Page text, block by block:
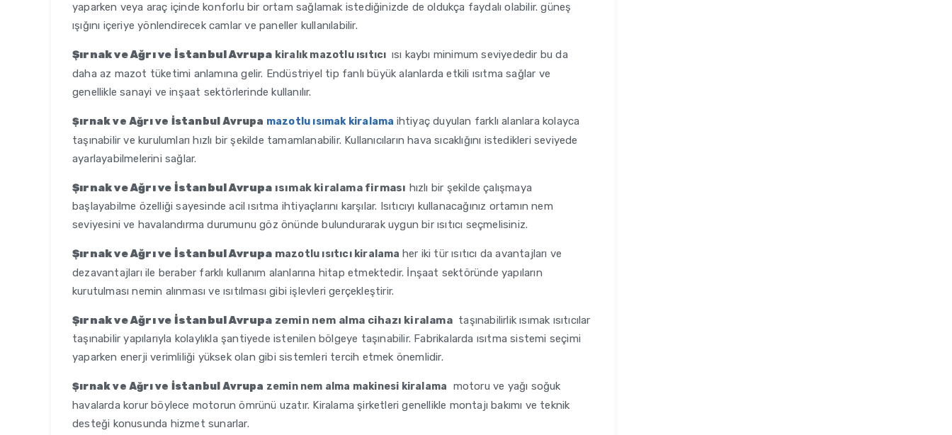
yaparken veya araç içinde konforlu bir ortam sağlamak istediğinizde de oldukça faydalı olabilir. güneş
ışığını içeriye yönlendirecek camlar ve paneller kullanılabilir.
Şırnak ve Ağrı ve İstanbul Avrupa kiralık mazotlu ısıtıcı ısı kaybı minimum seviyededir bu da
daha az mazot tüketimi anlamına gelir. Endüstriyel tip fanlı büyük alanlarda etkili ısıtma sağlar ve
genellikle sanayi ve inşaat sektörlerinde kullanılır.
Şırnak ve Ağrı ve İstanbul Avrupa mazotlu ısımak kiralama ihtiyaç duyulan farklı alanlara kolayca
taşınabilir ve kurulumları hızlı bir şekilde tamamlanabilir. Kullanıcıların hava sıcaklığını istedikleri seviyede
ayarlayabilmelerini sağlar.
Şırnak ve Ağrı ve İstanbul Avrupa ısımak kiralama firması hızlı bir şekilde çalışmaya
başlayabilme özelliği sayesinde acil ısıtma ihtiyaçlarını karşılar. Isıtıcıyı kullanacağınız ortamın nem
seviyesini ve havalandırma durumunu göz önünde bulundurarak uygun bir ısıtıcı seçmelisiniz.
Şırnak ve Ağrı ve İstanbul Avrupa mazotlu ısıtıcı kiralama her iki tür ısıtıcı da avantajları ve
dezavantajları ile beraber farklı kullanım alanlarına hitap etmektedir. İnşaat sektöründe yapıların
kurutulması nemin alınması ve ısıtılması gibi işlevleri gerçekleştirir.
Şırnak ve Ağrı ve İstanbul Avrupa zemin nem alma cihazı kiralamataşınabilirlik ısımak ısıtıcılar
taşınabilir yapılarıyla kolaylıkla şantiyede istenilen bölgeye taşınabilir. Fabrikalarda ısıtma sistemi seçimi
yaparken enerji verimliliği yüksek olan gibi sistemleri tercih etmek önemlidir.
Şırnak ve Ağrı ve İstanbul Avrupa zemin nem alma makinesi kiralama motoru ve yağı soğuk
havalarda korur böylece motorun ömrünü uzatır. Kiralama şirketleri genellikle montajı bakımı ve teknik
desteği konusunda hizmet sunarlar.